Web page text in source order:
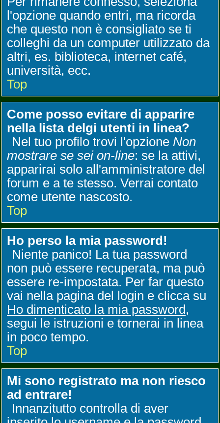
l'opzione quando entri, ma ricorda
che questo non è consigliato se ti
colleghi da un computer utilizzato da
altri, es. biblioteca, internet café,
università, ecc.
Top
Come posso evitare di apparire
nella lista delgi utenti in linea?
Nel tuo profilo trovi l'opzione Non
mostrare se sei on-line: se la attivi,
apparirai solo all'amministratore del
forum e a te stesso. Verrai contato
come utente nascosto.
Top
Ho perso la mia password!
Niente panico! La tua password
non può essere recuperata, ma può
essere re-impostata. Per far questo
vai nella pagina del login e clicca su
Ho dimenticato la mia password,
segui le istruzioni e tornerai in linea
in poco tempo.
Top
Mi sono registrato ma non riesco
ad entrare!
Innanzitutto controlla di aver